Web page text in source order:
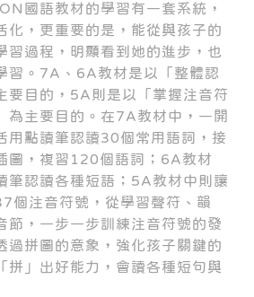
國語教材的學習有一套系統，
化，更重要的是，能從與孩子的
習過程，明顯看到她的進步，也
習。7A、6A教材是以「整體認
要目的，5A則是以「掌握注音符
為主要目的。在7A教材中，一開
用點讀筆認讀30個常用語詞，接
圖，複習120個語詞；6A教材
筆認讀各種短語；5A教材中則讓
個注音符號，從學習聲符、韻
節，一步一步訓練注音符號的發
過拼圖的意象，強化孩子關鍵的
拼」出好能力，會讀各種短句與